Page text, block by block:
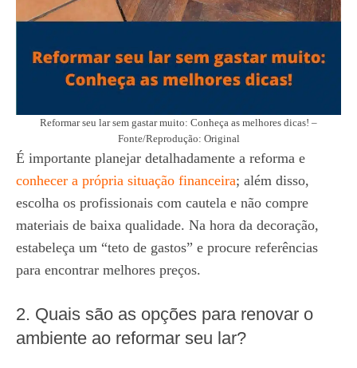
Reformar seu lar sem gastar muito: Conheça as melhores dicas! –
Fonte/Reprodução: Original
É importante planejar detalhadamente a reforma e
conhecer a própria situação financeira; além disso,
escolha os profissionais com cautela e não compre
materiais de baixa qualidade. Na hora da decoração,
estabeleça um “teto de gastos” e procure referências
para encontrar melhores preços.
2. Quais são as opções para renovar o
ambiente ao reformar seu lar?